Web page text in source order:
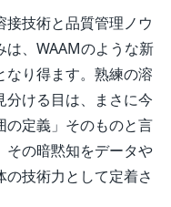
接技術と品質管理ノウ
は、WAAMのような新
なり得ます。熟練の溶
ける目は、まさに今
の定義」そのものと言
その暗黙知をデータや
技術力として定着さ